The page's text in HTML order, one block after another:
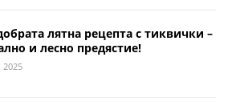
лятна рецепта с тиквички –
и лесно предястие!